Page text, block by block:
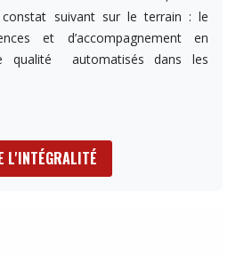
suivant sur le terrain : le
et d’accompagnement en
qualité automatisés dans les
L'INTÉGRALITÉ